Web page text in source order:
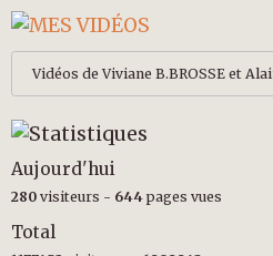
Vidéos de Viviane B.BROSSE et
Aujourd'hui
280 visiteurs - 644 pages vues
Total